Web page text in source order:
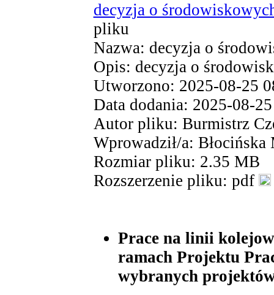
decyzja o
pliku
Nazwa: decyzja o
Opis: decyzja o
Utworzono: 2025-08-25
Data dodania: 2025-08-
Autor pliku: Burmistrz
Wprowadził/a: Błocińska
Rozmiar pliku: 2.35 MB
Rozszerzenie pliku: pdf
Prace na linii
ramach Projektu
wybranych